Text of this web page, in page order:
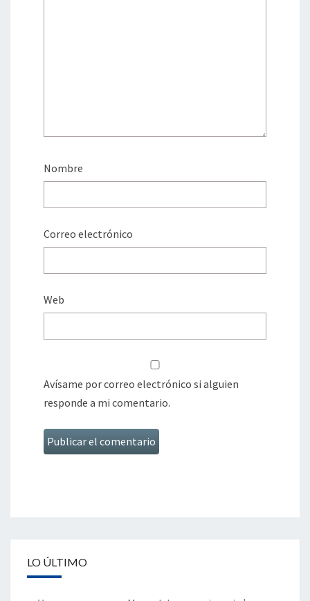
Nombre
Correo electrónico
Web
Avísame por correo electrónico si alguien
responde a mi comentario.
LO ÚLTIMO